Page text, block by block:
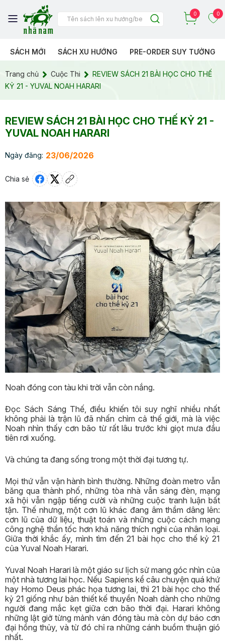
0 0
SÁCH MỚI SÁCH XU HƯỚNG PRE-ORDER SUY TƯỞNG
Trang chủ Cuộc Thi
REVIEW SÁCH 21 BÀI HỌC CHO THẾ
KỶ 21 - YUVAL NOAH HARARI
REVIEW SÁCH 21 BÀI HỌC CHO THẾ KỶ 21 -
YUVAL NOAH HARARI
Ngày đăng: 23/06/2026
Chia sẻ
Noah đóng con tàu khi trời vẫn còn nắng.
Đọc Sách Sáng Thế, điều khiến tôi suy nghĩ nhiều nhất
không phải là trận lũ đã nhấn chìm cả thế giới, mà là việc
Noah nhìn thấy cơn bão từ rất lâu trước khi giọt mưa đầu
tiên rơi xuống.
Và chúng ta đang sống trong một thời đại tương tự.
Mọi thứ vẫn vận hành bình thường. Những đoàn metro vẫn
băng qua thành phố, những tòa nhà vẫn sáng đèn, mạng
xã hội vẫn ngập tiếng cười và những cuộc tranh luận bất
tận. Thế nhưng, một cơn lũ khác đang âm thầm dâng lên:
cơn lũ của dữ liệu, thuật toán và những cuộc cách mạng
công nghệ thần tốc hơn khả năng thích nghi của nhân loại.
Giữa thời khắc ấy, mình tìm đến 21 bài học cho thế kỷ 21
của Yuval Noah Harari.
Yuval Noah Harari là một giáo sư lịch sử mang góc nhìn của
một nhà tương lai học. Nếu Sapiens kể câu chuyện quá khứ
hay Homo Deus phác họa tương lai, thì 21 bài học cho thế
kỷ 21 giống như bản thiết kế thuyền Noah dành cho những
người đang mắc kẹt giữa cơn bão thời đại. Harari không
những lật giở từng mảnh ván đóng tàu mà còn dự báo cơn
đại hồng thủy, và từ đó chỉ ra những cánh buồm thuận gió
nhất.